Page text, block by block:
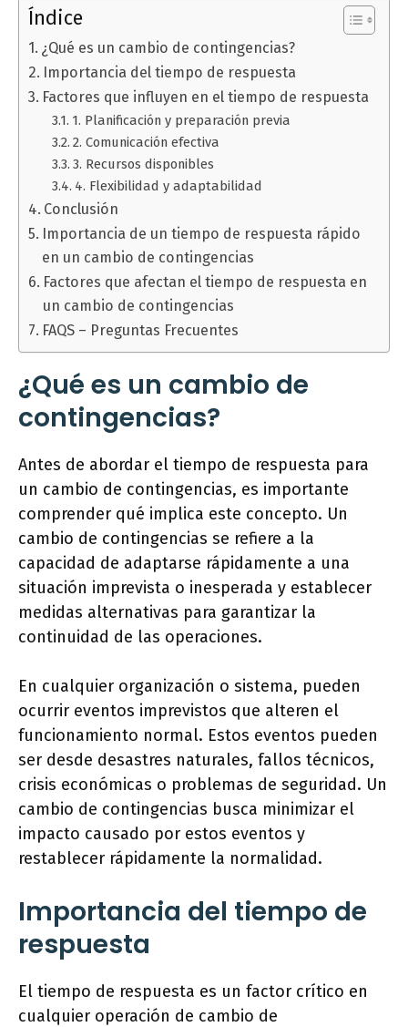
Índice
¿Qué es un cambio de contingencias?
Importancia del tiempo de respuesta
Factores que influyen en el tiempo de respuesta
1. Planificación y preparación previa
2. Comunicación efectiva
3. Recursos disponibles
4. Flexibilidad y adaptabilidad
Conclusión
Importancia de un tiempo de respuesta rápido
en un cambio de contingencias
Factores que afectan el tiempo de respuesta en
un cambio de contingencias
FAQS – Preguntas Frecuentes
¿Qué es un cambio de
contingencias?
Antes de abordar el tiempo de respuesta para
un cambio de contingencias, es importante
comprender qué implica este concepto. Un
cambio de contingencias se refiere a la
capacidad de adaptarse rápidamente a una
situación imprevista o inesperada y establecer
medidas alternativas para garantizar la
continuidad de las operaciones.
En cualquier organización o sistema, pueden
ocurrir eventos imprevistos que alteren el
funcionamiento normal. Estos eventos pueden
ser desde desastres naturales, fallos técnicos,
crisis económicas o problemas de seguridad. Un
cambio de contingencias busca minimizar el
impacto causado por estos eventos y
restablecer rápidamente la normalidad.
Importancia del tiempo de
respuesta
El tiempo de respuesta es un factor crítico en
cualquier operación de cambio de